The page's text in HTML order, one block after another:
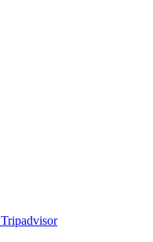
Tripadvisor